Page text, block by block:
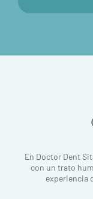
En Doctor Dent
con un trato
experiencia